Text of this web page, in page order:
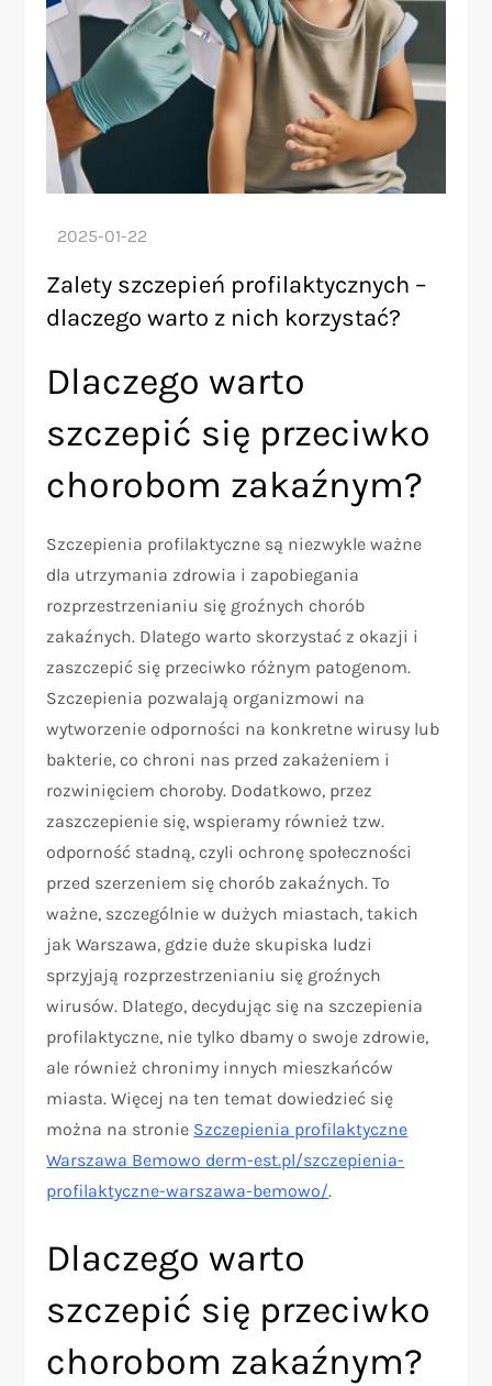
Zalety szczepień profilaktycznych –
dlaczego warto z nich korzystać?
Dlaczego warto
szczepić się przeciwko
chorobom zakaźnym?
Szczepienia profilaktyczne są niezwykle ważne
dla utrzymania zdrowia i zapobiegania
rozprzestrzenianiu się groźnych chorób
zakaźnych. Dlatego warto skorzystać z okazji i
zaszczepić się przeciwko różnym patogenom.
Szczepienia pozwalają organizmowi na
wytworzenie odporności na konkretne wirusy lub
bakterie, co chroni nas przed zakażeniem i
rozwinięciem choroby. Dodatkowo, przez
zaszczepienie się, wspieramy również tzw.
odporność stadną, czyli ochronę społeczności
przed szerzeniem się chorób zakaźnych. To
ważne, szczególnie w dużych miastach, takich
jak Warszawa, gdzie duże skupiska ludzi
sprzyjają rozprzestrzenianiu się groźnych
wirusów. Dlatego, decydując się na szczepienia
profilaktyczne, nie tylko dbamy o swoje zdrowie,
ale również chronimy innych mieszkańców
miasta. Więcej na ten temat dowiedzieć się
można na stronie Szczepienia profilaktyczne
Warszawa Bemowo derm-est.pl/szczepienia-
profilaktyczne-warszawa-bemowo/.
Dlaczego warto
szczepić się przeciwko
chorobom zakaźnym?